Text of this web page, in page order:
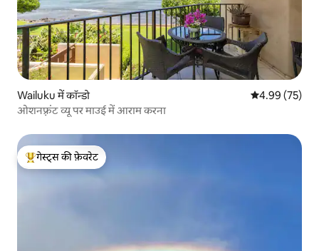
Wailuku में कॉन्डो औसत रेटिंग 5 में
4.99 (75)
ओशनफ़्रंट व्यू पर माउई में आराम करना
गेस्ट्स का टॉप फ़ेवरेट
गेस्ट्स की फ़ेवरेट